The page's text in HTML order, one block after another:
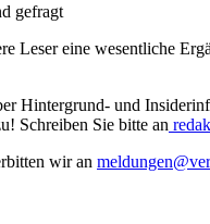
gefragt
Leser eine wesentliche
Hintergrund- und
Schreiben Sie bitte an
wir an